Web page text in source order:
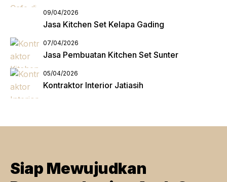
09/04/2026
Jasa Kitchen Set Kelapa Gading
07/04/2026
Jasa Pembuatan Kitchen Set Sunter
05/04/2026
Kontraktor Interior Jatiasih
Siap Mewujudkan